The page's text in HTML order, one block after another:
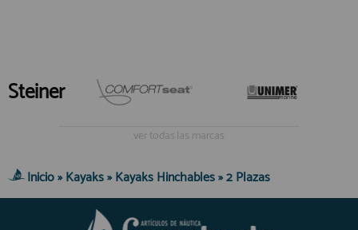
Steiner
ver todas las marcas
Inicio»Kayaks»Kayaks Hinchables»2 Plazas